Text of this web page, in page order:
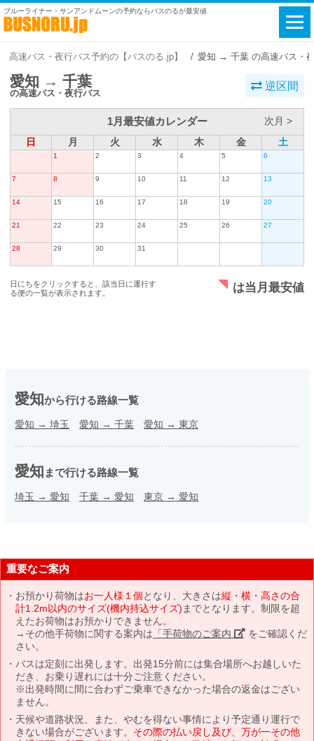
ブルーライナー・サンアンドムーンの予約ならバスのるが最安値
高速バス・夜行バス予約の【バスのる.jp】 愛知 → 千葉 の高速バス・
愛知 → 千葉
の高速バス・夜行バス
逆区間
1月最安値カレンダー
次月 >
日
月 火 水 木 金 土
1 2 3 4 5 6
7 8 9 10 11 12 13
14 15 16 17 18 19 20
21 22 23 24 25 26 27
28 29 30 31
日にちをクリックすると、該当日に運行す
る便の一覧が表示されます。
は当月最安値
愛知から行ける路線一覧
愛知 → 埼玉 愛知 → 千葉 愛知 → 東京
愛知 まで行ける路線一覧
埼玉 → 愛知 千葉 → 愛知 東京 → 愛知
重要なご案内
お預かり荷物はお一人様１個となり、大きさは縦・横・高さの合
計1.2m以内のサイズ(機内持込サイズ) までとなります。制限を超
えたお荷物はお預かりできません。
→その他手荷物に関する案内は 「手荷物のご案内」 をご確認くだ
さい。
バスは定刻に出発します。出発15分前には集合場所へお越しいた
だき、お乗り遅れには十分ご注意ください。
※出発時間に間に合わずご乗車できなかった場合の返金はござい
ません。
天候や道路状況、また、やむを得ない事情により予定通り運行で
きない場合がございます。 その際の払い戻し及び、万が一その他